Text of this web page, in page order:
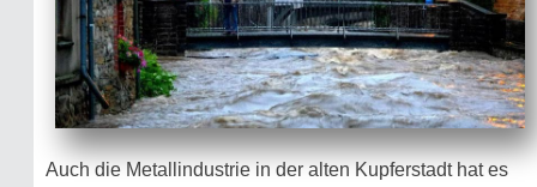
Auch die Metallindustrie in der alten Kupferstadt hat es